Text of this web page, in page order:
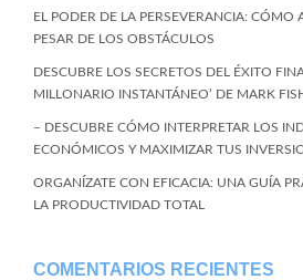
EL PODER DE LA PERSEVERANCIA: CÓMO
PESAR DE LOS OBSTÁCULOS
DESCUBRE LOS SECRETOS DEL ÉXITO
MILLONARIO INSTANTÁNEO’ DE MARK
– DESCUBRE CÓMO INTERPRETAR LOS
ECONÓMICOS Y MAXIMIZAR TUS
ORGANÍZATE CON EFICACIA: UNA GUÍA
LA PRODUCTIVIDAD TOTAL
COMENTARIOS RECIENTES